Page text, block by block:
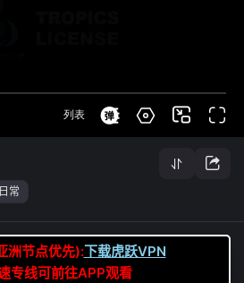
日常
洲节点优先):下载虎跃VPN
专线可前往APP观看